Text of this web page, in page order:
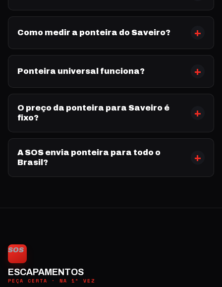
Como medir a ponteira do Saveiro?
Ponteira universal funciona?
O preço da ponteira para Saveiro é
fixo?
A SOS envia ponteira para todo o
Brasil?
SOS
ESCAPAMENTOS
PEÇA CERTA · NA 1ª VEZ